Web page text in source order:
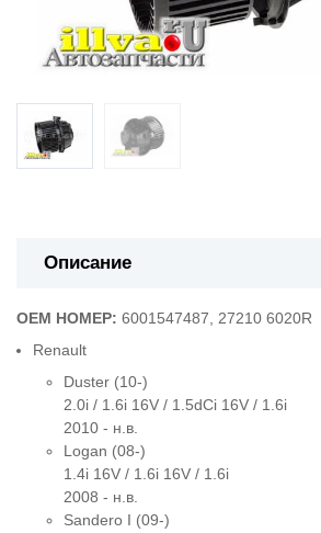
Описание
OEM НОМЕР: 6001547487,
27210 6020R
Renault
Duster (10-)
2.0i / 1.6i 16V / 1.5dCi 16V / 1.6i
2010 - н.в.
Logan (08-)
1.4i 16V / 1.6i 16V / 1.6i
2008 - н.в.
Sandero I (09-)